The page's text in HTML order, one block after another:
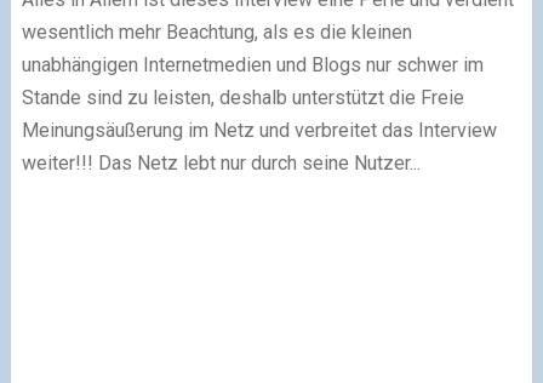
wesentlich mehr Beachtung, als es die kleinen
unabhängigen Internetmedien und Blogs nur schwer im
Stande sind zu leisten, deshalb unterstützt die Freie
Meinungsäußerung im Netz und verbreitet das Interview
weiter!!! Das Netz lebt nur durch seine Nutzer...